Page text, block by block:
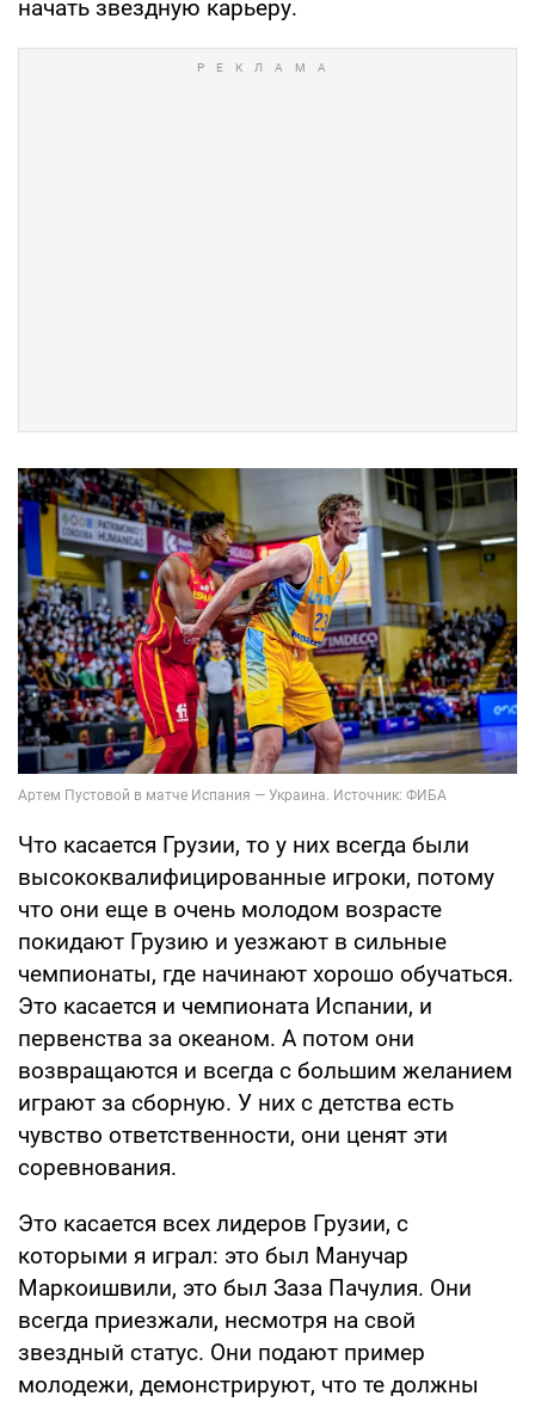
начать звездную карьеру.
Что касается Грузии, то у них всегда были
высококвалифицированные игроки, потому
что они еще в очень молодом возрасте
покидают Грузию и уезжают в сильные
чемпионаты, где начинают хорошо обучаться.
Это касается и чемпионата Испании, и
первенства за океаном. А потом они
возвращаются и всегда с большим желанием
играют за сборную. У них с детства есть
чувство ответственности, они ценят эти
соревнования.
Это касается всех лидеров Грузии, с
которыми я играл: это был Манучар
Маркоишвили, это был Заза Пачулия. Они
всегда приезжали, несмотря на свой
звездный статус. Они подают пример
молодежи, демонстрируют, что те должны